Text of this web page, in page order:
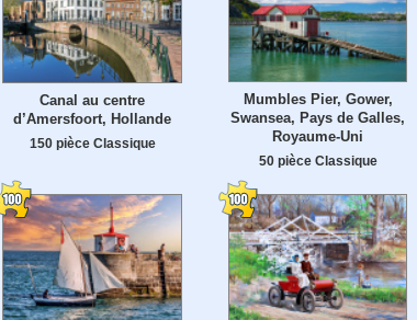
Canal au centre
d’Amersfoort, Hollande
150 pièce Classique
Mumbles Pier, Gower,
Swansea, Pays de Galles,
Royaume-Uni
50 pièce Classique